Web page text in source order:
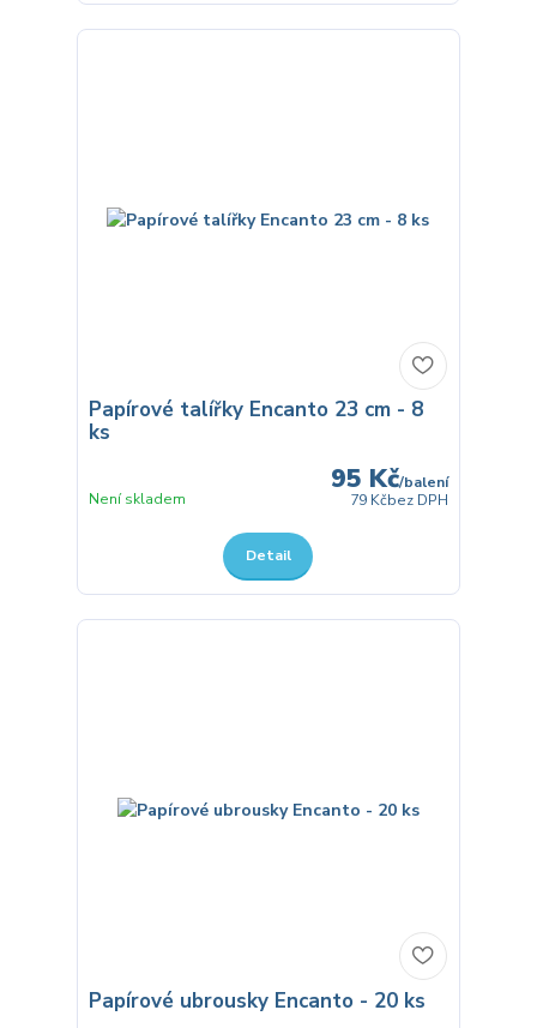
Papírové talířky Encanto 23 cm - 8
ks
95 Kč/balení
79 Kčbez DPH
Není skladem
Detail
Papírové ubrousky Encanto - 20 ks